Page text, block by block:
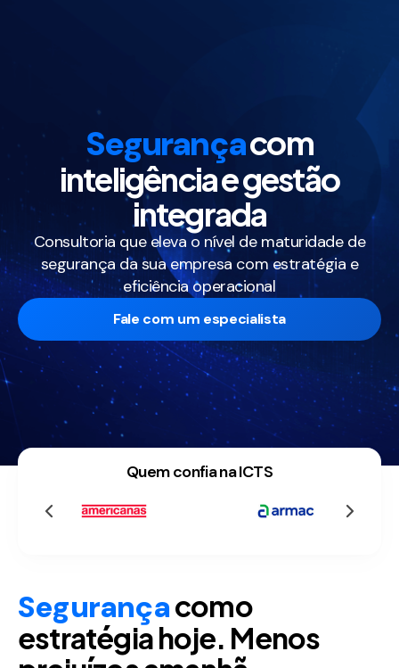
Segurançacom
inteligência e gestão
integrada
Consultoria que eleva o nível de maturidade de
segurança da sua empresa com estratégia e
eficiência operacional
Fale com um especialista
Quem confia na ICTS
Segurançacomo
estratégia hoje. Menos